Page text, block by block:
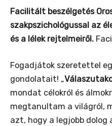
Facilitált beszélgetés
szakpszichológussal az
és a lélek rejtelmeiről.
Fogadjátok szeretettel
gondolatait! „
mondat célokról és
megtanultam a világról,
azt, hogy a legjobb dolog